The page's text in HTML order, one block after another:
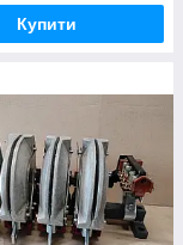
Купити